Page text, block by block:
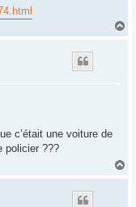
a
c’était une voiture de
policier ???